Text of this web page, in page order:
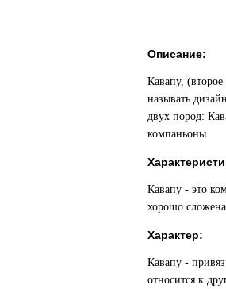
Описание:
Кавапу,
называть
двух пород:
компаньоны
Кавапу - это
хорошо
Характер:
Кавапу -
относится к